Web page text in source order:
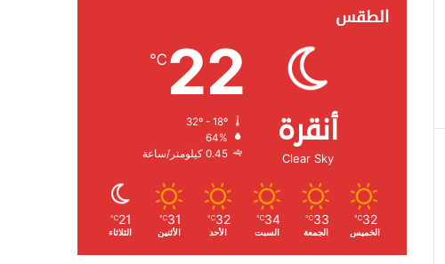
الطقس
أنقرة
Clear Sky
22
℃
الرطوبة:
الرياح:
32
℃
الخميس
33
℃
الجمعة
34
℃
السبت
32
℃
الأحد
31
℃
الأثنين
21
℃
الثلاثاء